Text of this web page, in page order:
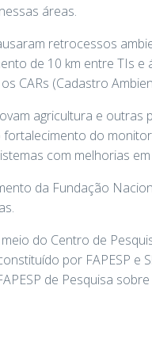
áreas.
retrocessos
de 10 km entre TIs
CARs (Cadastro
agricultura e outras
do
com melhorias
da Fundação
do Centro de
por FAPESP e
de Pesquisa